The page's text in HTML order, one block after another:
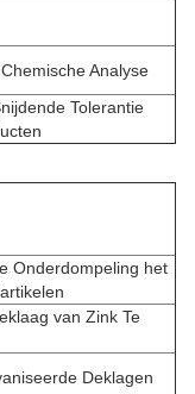
Analyse
Tolerantie
Onderdompeling het
van Zink Te
Deklagen